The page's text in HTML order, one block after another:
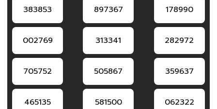
383853 897367 178990
002769 313341 282972
705752 505867 359637
465135 581500 062322